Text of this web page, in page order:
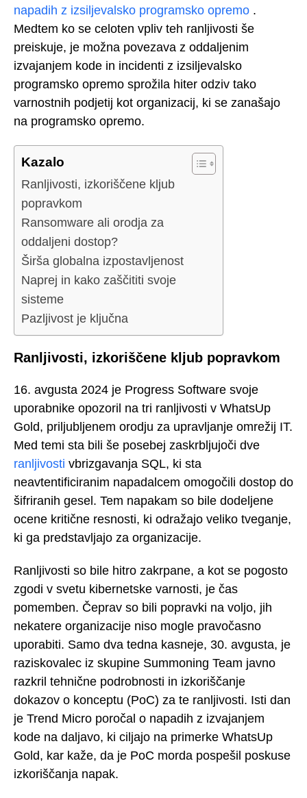
napadih z izsiljevalsko programsko opremo .
Medtem ko se celoten vpliv teh ranljivosti še
preiskuje, je možna povezava z oddaljenim
izvajanjem kode in incidenti z izsiljevalsko
programsko opremo sprožila hiter odziv tako
varnostnih podjetij kot organizacij, ki se zanašajo
na programsko opremo.
Kazalo
Ranljivosti, izkoriščene kljub
popravkom
Ransomware ali orodja za
oddaljeni dostop?
Širša globalna izpostavljenost
Naprej in kako zaščititi svoje
sisteme
Pazljivost je ključna
Ranljivosti, izkoriščene kljub popravkom
16. avgusta 2024 je Progress Software svoje
uporabnike opozoril na tri ranljivosti v WhatsUp
Gold, priljubljenem orodju za upravljanje omrežij IT.
Med temi sta bili še posebej zaskrbljujoči dve
ranljivosti vbrizgavanja SQL, ki sta
neavtentificiranim napadalcem omogočili dostop do
šifriranih gesel. Tem napakam so bile dodeljene
ocene kritične resnosti, ki odražajo veliko tveganje,
ki ga predstavljajo za organizacije.
Ranljivosti so bile hitro zakrpane, a kot se pogosto
zgodi v svetu kibernetske varnosti, je čas
pomemben. Čeprav so bili popravki na voljo, jih
nekatere organizacije niso mogle pravočasno
uporabiti. Samo dva tedna kasneje, 30. avgusta, je
raziskovalec iz skupine Summoning Team javno
razkril tehnične podrobnosti in izkoriščanje
dokazov o konceptu (PoC) za te ranljivosti. Isti dan
je Trend Micro poročal o napadih z izvajanjem
kode na daljavo, ki ciljajo na primerke WhatsUp
Gold, kar kaže, da je PoC morda pospešil poskuse
izkoriščanja napak.